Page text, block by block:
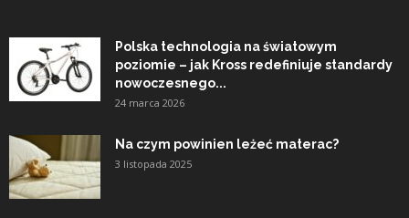
Polska technologia na światowym
poziomie – jak Kross redefiniuje standardy
nowoczesnego...
24 marca 2026
Na czym powinien leżeć materac?
3 listopada 2025